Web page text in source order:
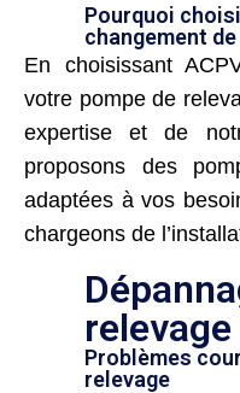
Pourquoi
changement de
En choisissant
votre pompe de
expertise et de
proposons des
adaptées à vos
chargeons de
relevage
Problèmes
relevage